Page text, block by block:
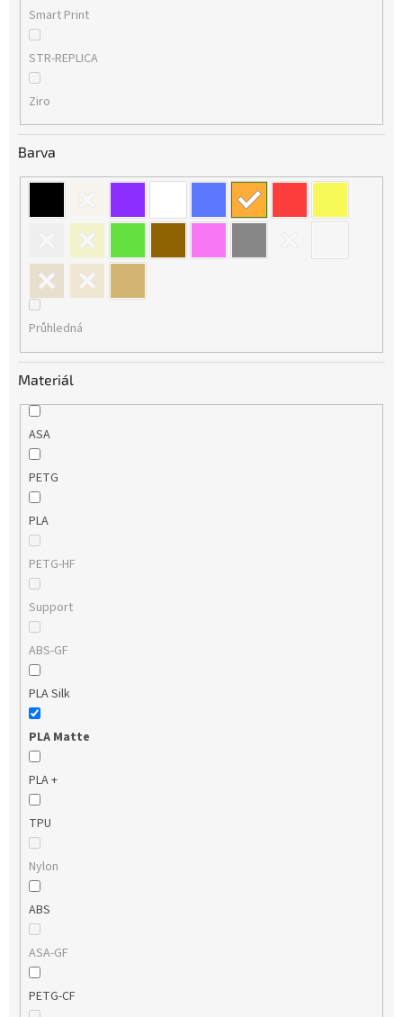
Smart Print
STR-REPLICA
Ziro
Barva
Průhledná
Materiál
ASA
PETG
PLA
PETG-HF
Support
ABS-GF
PLA Silk
PLA Matte
PLA +
TPU
Nylon
ABS
ASA-GF
PETG-CF